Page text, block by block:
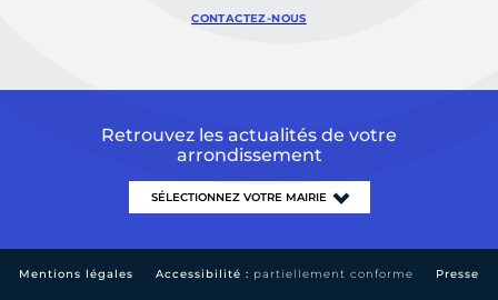
CONTACTEZ-NOUS
Retrouvez les actualités de votre
arrondissement
Mentions légales Accessibilité : partiellement conforme Presse